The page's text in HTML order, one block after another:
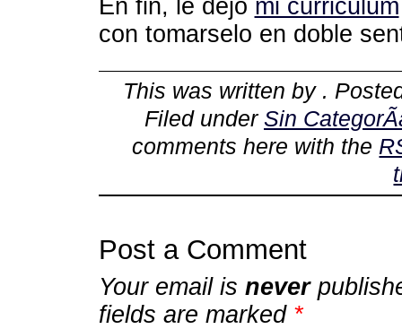
En fin, le dejo mi curriculum
con tomarselo en doble
This was written by .
Filed under Sin
comments here with the
Post a Comment
Your email is never
fields are marked *